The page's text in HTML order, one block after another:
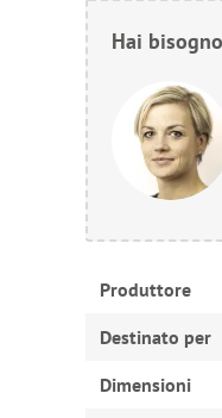
Hai
Produttore
Destinato per
Dimensioni